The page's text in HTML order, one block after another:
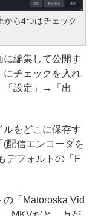
から4つはチェック
編集して公開す
にチェックを入れ
「設定」→「出
をどこに保存す
(配信エンコーダを
デフォルトの「F
「Matoroska Vid